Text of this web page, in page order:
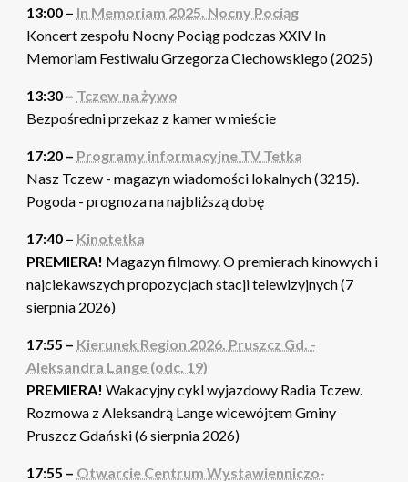
13:00 – In Memoriam 2025. Nocny Pociąg
Koncert zespołu Nocny Pociąg podczas XXIV In
Memoriam Festiwalu Grzegorza Ciechowskiego (2025)
13:30 – Tczew na żywo
Bezpośredni przekaz z kamer w mieście
17:20 – Programy informacyjne TV Tetka
Nasz Tczew - magazyn wiadomości lokalnych (3215).
Pogoda - prognoza na najbliższą dobę
17:40 – Kinotetka
PREMIERA! Magazyn filmowy. O premierach kinowych i
najciekawszych propozycjach stacji telewizyjnych (7
sierpnia 2026)
17:55 – Kierunek Region 2026. Pruszcz Gd. -
Aleksandra Lange (odc. 19)
PREMIERA! Wakacyjny cykl wyjazdowy Radia Tczew.
Rozmowa z Aleksandrą Lange wicewójtem Gminy
Pruszcz Gdański (6 sierpnia 2026)
17:55 – Otwarcie Centrum Wystawienniczo-